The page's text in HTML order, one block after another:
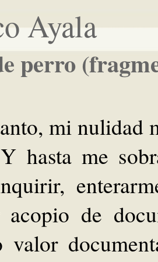
Ayala
perro
mi nulidad
Y hasta me
acopio de
valor